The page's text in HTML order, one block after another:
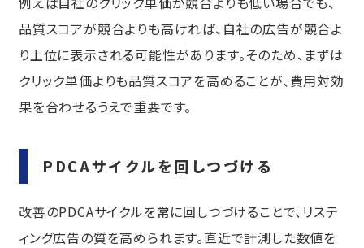
品質スコアが競合よりも高ければ、自社の広告が競合よ
り上位に表示される可能性があります。そのため、まずは
クリック単価よりも品質スコアを高めることが、費用対効
果を合わせるうえで重要です。
PDCAサイクルを回しつづける
改善のPDCAサイクルを常に回しつづけることで、リステ
ィング広告の質を高められます。直近で計測した数値を